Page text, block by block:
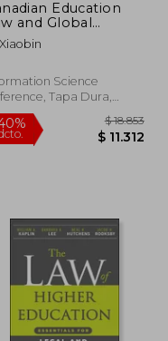
$ 7.222
Education
and Global
Studies
Teachers and
Science
Tapa Dura,
40%
dcto.